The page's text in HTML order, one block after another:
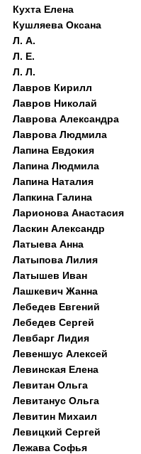
Кухта Елена
Кушляева Оксана
Л. А.
Л. Е.
Л. Л.
Лавров Кирилл
Лавров Николай
Лаврова Александра
Лаврова Людмила
Лапина Евдокия
Лапина Людмила
Лапина Наталия
Лапкина Галина
Ларионова Анастасия
Ласкин Александр
Латыева Анна
Латыпова Лилия
Латышев Иван
Лашкевич Жанна
Лебедев Евгений
Лебедев Сергей
Левбарг Лидия
Левеншус Алексей
Левинская Елена
Левитан Ольга
Левитанус Ольга
Левитин Михаил
Левицкий Сергей
Лежава Софья